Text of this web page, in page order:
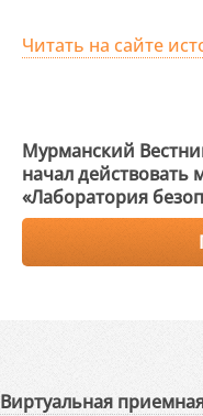
Читать на сайте
Мурманский
начал
«Лаборатория
Виртуальная